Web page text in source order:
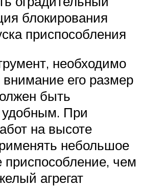
блокирования
приспособления
необходимо
его размер
быть
При
на высоте
небольшое
приспособление, чем
агрегат